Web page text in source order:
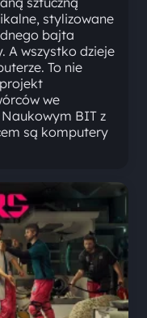
stylizowane
bajta
A wszystko dzieje
To nie
we
BIT z
są komputery